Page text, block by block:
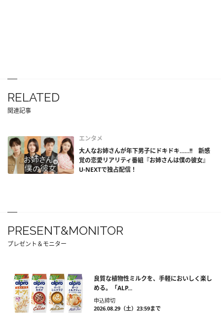
RELATED
関連記事
エンタメ
大人なお姉さんが年下男子にドキドキ……!! 新感
覚の恋愛リアリティ番組『お姉さんは僕の彼女』
U-NEXTで独占配信！
PRESENT&MONITOR
プレゼント＆モニター
良質な植物性ミルクを、手軽においしく楽し
める。「ALP...
申込締切
2026.08.29（土）23:59まで